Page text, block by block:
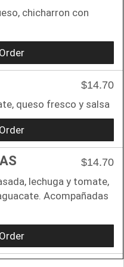
chicharron con
$14.70
queso fresco y salsa
$14.70
lechuga y tomate,
Acompañadas